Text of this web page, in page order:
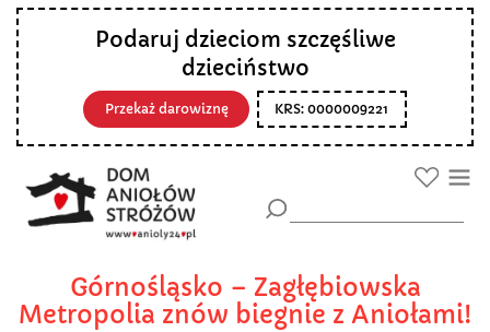
Podaruj dzieciom szczęśliwe
dzieciństwo
Przekaż darowiznę KRS: 0000009221
Górnośląsko – Zagłębiowska
Metropolia znów biegnie z Aniołami!